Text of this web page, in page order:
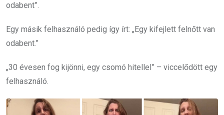
odabent”.
Egy másik felhasználó pedig így írt: „Egy kifejlett felnőtt van
odabent.”
„30 évesen fog kijönni, egy csomó hitellel” – viccelődött egy
felhasználó.